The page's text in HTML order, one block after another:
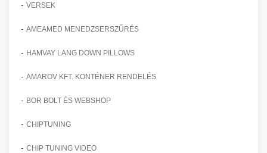
- VERSEK
- AMEAMED MENEDZSERSZŰRÉS
- HAMVAY LANG DOWN PILLOWS
- AMAROV KFT. KONTÉNER RENDELÉS
- BOR BOLT ÉS WEBSHOP
- CHIPTUNING
- CHIP TUNING VIDEO